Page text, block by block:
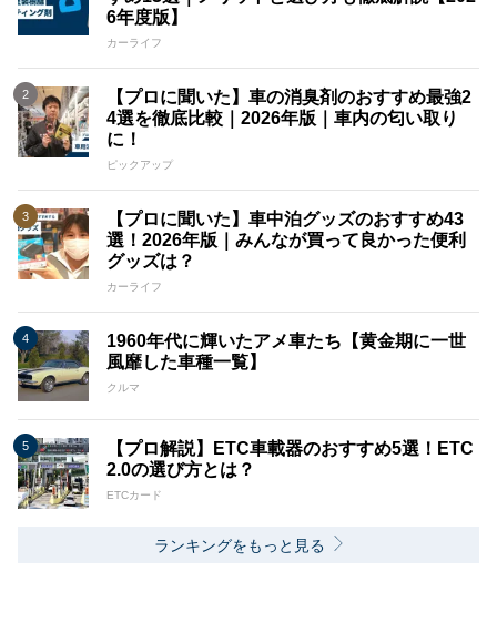
6年度版】
カーライフ
【プロに聞いた】車の消臭剤のおすすめ最強2
4選を徹底比較｜2026年版｜車内の匂い取り
に！
ピックアップ
【プロに聞いた】車中泊グッズのおすすめ43
選！2026年版｜みんなが買って良かった便利
グッズは？
カーライフ
1960年代に輝いたアメ車たち【黄金期に一世
風靡した車種一覧】
クルマ
【プロ解説】ETC車載器のおすすめ5選！ETC
2.0の選び方とは？
ETCカード
ランキングをもっと見る